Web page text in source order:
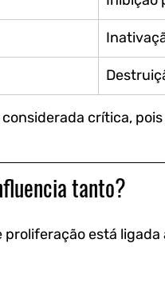
considerada crítica,
tanto?
está